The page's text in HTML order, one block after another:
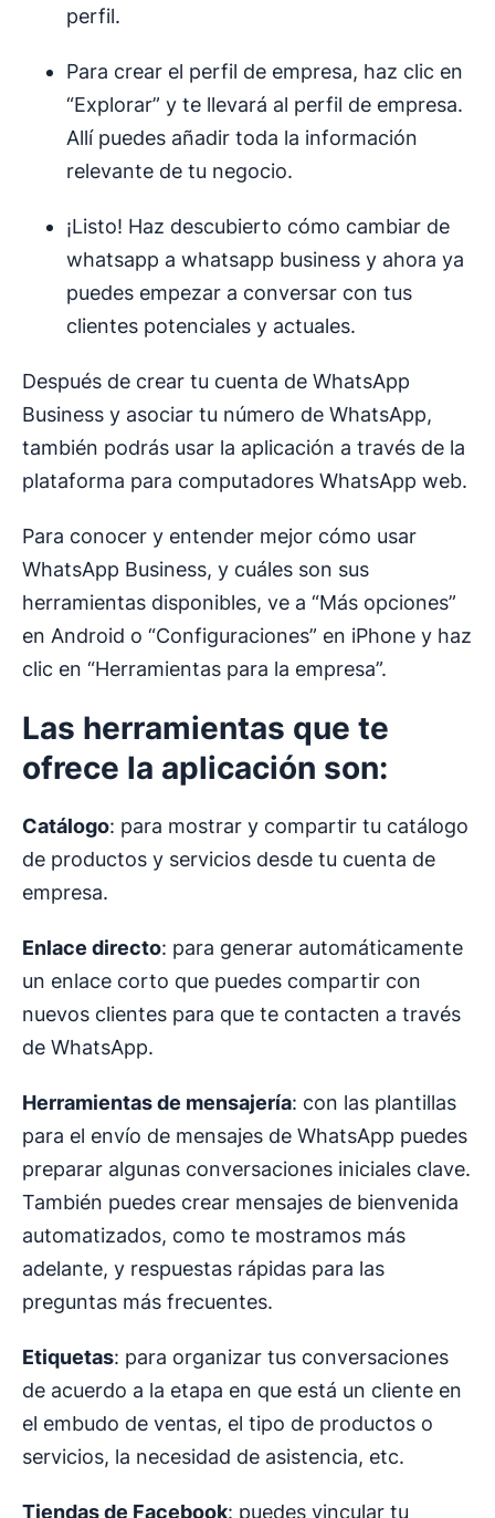
perfil.
Para crear el perfil de empresa, haz clic en
“Explorar” y te llevará al perfil de empresa.
Allí puedes añadir toda la información
relevante de tu negocio.
¡Listo! Haz descubierto cómo cambiar de
whatsapp a whatsapp business y ahora ya
puedes empezar a conversar con tus
clientes potenciales y actuales.
Después de crear tu cuenta de WhatsApp
Business y asociar tu número de WhatsApp,
también podrás usar la aplicación a través de la
plataforma para computadores WhatsApp web.
Para conocer y entender mejor cómo usar
WhatsApp Business, y cuáles son sus
herramientas disponibles, ve a “Más opciones”
en Android o “Configuraciones” en iPhone y haz
clic en “Herramientas para la empresa”.
Las herramientas que te
ofrece la aplicación son:
Catálogo: para mostrar y compartir tu catálogo
de productos y servicios desde tu cuenta de
empresa.
Enlace directo: para generar automáticamente
un enlace corto que puedes compartir con
nuevos clientes para que te contacten a través
de WhatsApp.
Herramientas de mensajería: con las plantillas
para el envío de mensajes de WhatsApp puedes
preparar algunas conversaciones iniciales clave.
También puedes crear mensajes de bienvenida
automatizados, como te mostramos más
adelante, y respuestas rápidas para las
preguntas más frecuentes.
Etiquetas: para organizar tus conversaciones
de acuerdo a la etapa en que está un cliente en
el embudo de ventas, el tipo de productos o
servicios, la necesidad de asistencia, etc.
Tiendas de Facebook: puedes vincular tu